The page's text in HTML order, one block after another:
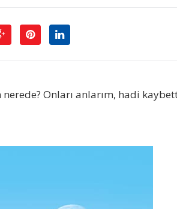
Onları anlarım, hadi